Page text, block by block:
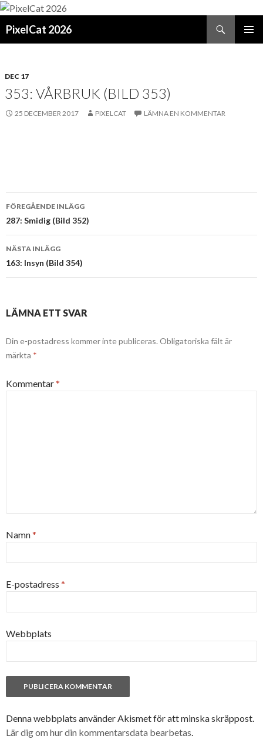
PixelCat 2026
DEC 17
353: VÅRBRUK (BILD 353)
25 DECEMBER 2017 PIXELCAT LÄMNA EN KOMMENTAR
Inläggsnavigering
FÖREGÅENDE INLÄGG
287: Smidig (Bild 352)
NÄSTA INLÄGG
163: Insyn (Bild 354)
LÄMNA ETT SVAR
Din e-postadress kommer inte publiceras. Obligatoriska fält är
märkta *
Kommentar*
Namn*
E-postadress *
Webbplats
Denna webbplats använder Akismet för att minska skräppost.
Lär dig om hur din kommentarsdata bearbetas.